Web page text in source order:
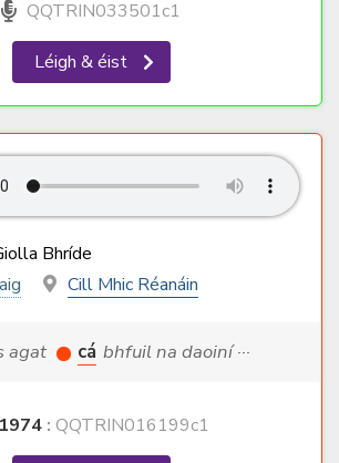
QQTRIN033501c1
Léigh & éist
Bhríde
Cill Mhic Réanáin
agat cá bhfuil na daoiní ···
1974 : QQTRIN016199c1